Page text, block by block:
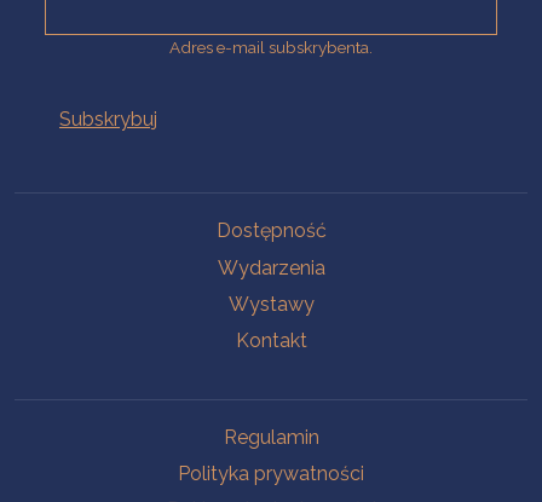
Adres e-mail subskrybenta.
Dostępność
Wydarzenia
Wystawy
Kontakt
Regulamin
Polityka prywatności